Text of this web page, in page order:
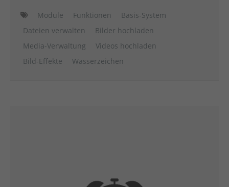
Module Funktionen
Basis-System
Dateien verwalten
Bilder hochladen
Media-Verwaltung
Videos hochladen
Bild-Effekte
Wasserzeichen